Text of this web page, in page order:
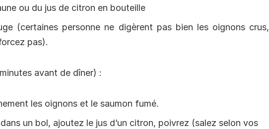
ou du jus de citron en bouteille
(certaines personne ne digèrent pas bien les oignons crus,
pas).
avant de dîner) :
les oignons et le saumon fumé.
un bol, ajoutez le jus d’un citron, poivrez (salez selon vos